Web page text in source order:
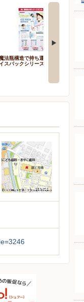
魔法瓶構造で持ち運ぶ氷のう ア
スパックシリーズ